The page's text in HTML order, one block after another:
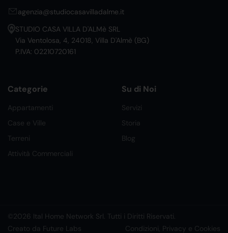
agenzia@studiocasavilladalme.it
STUDIO CASA VILLA D'ALMè SRL
Via Ventolosa, 4, 24018, Villa D'Almè (BG)
P.IVA: 02210720161
Categorie
Appartamenti
Case e Ville
Terreni
Attività Commerciali
Su di Noi
Servizi
Storia
Blog
©2026 Ital Home Network Srl. Tutti i Diritti Riservati.
Creato da Future Labs
Condizioni, Privacy e Cookies